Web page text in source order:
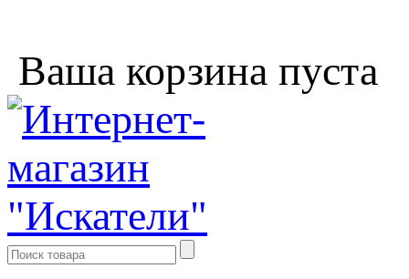
Ваша корзина пуста